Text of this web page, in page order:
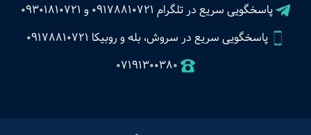
پاسخگویی سریع در تلگرام 09178810721 و 09301810721
پاسخگویی سریع در سروش، بله و روبیکا 09178810721
07191300380